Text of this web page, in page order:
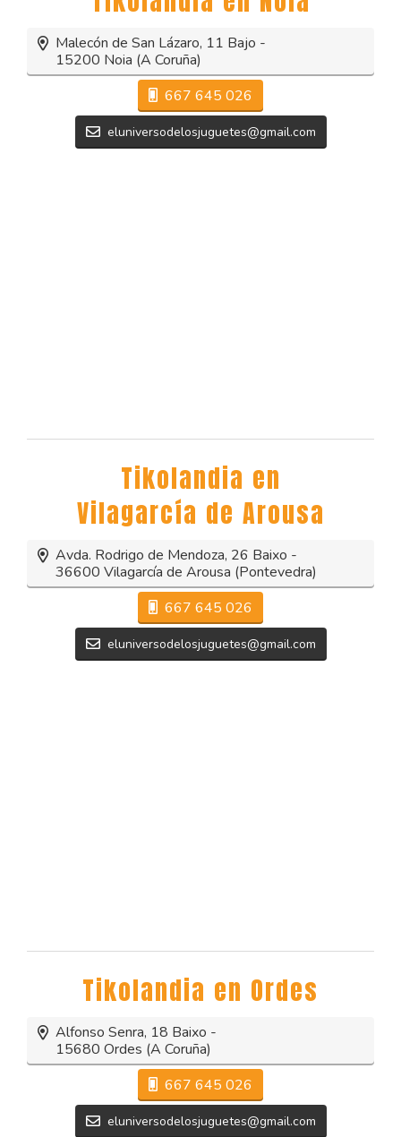
Malecón de San Lázaro, 11 Bajo -
15200 Noia (A Coruña)
667 645 026
eluniversodelosjuguetes@gmail.com
Tikolandia en
Vilagarcía de Arousa
Avda. Rodrigo de Mendoza, 26 Baixo -
36600 Vilagarcía de Arousa (Pontevedra)
667 645 026
eluniversodelosjuguetes@gmail.com
Tikolandia en Ordes
Alfonso Senra, 18 Baixo -
15680 Ordes (A Coruña)
667 645 026
eluniversodelosjuguetes@gmail.com